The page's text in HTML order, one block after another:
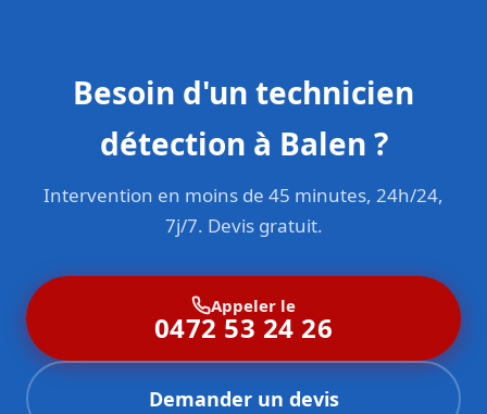
Besoin d'un technicien
détection à Balen ?
Intervention en moins de 45 minutes, 24h/24,
7j/7. Devis gratuit.
Appeler le
0472 53 24 26
Demander un devis